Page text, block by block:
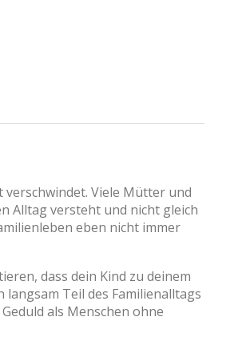
Viele Mütter und
Alltag versteht und nicht gleich
eben nicht immer
dass dein Kind zu deinem
Teil des Familienalltags
als Menschen ohne